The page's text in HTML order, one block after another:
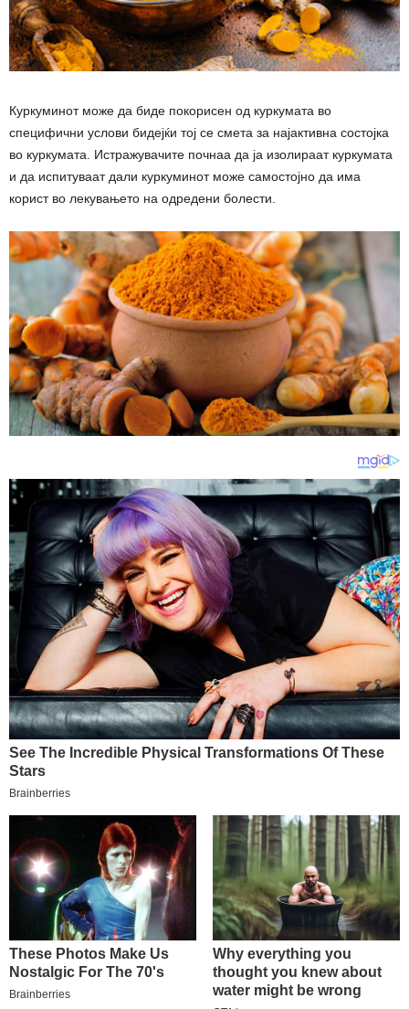
Куркуминот може да биде покорисен од куркумата во
специфични услови бидејќи тој се смета за најактивна состојка
во куркумата. Истражувачите почнаа да ја изолираат куркумата
и да испитуваат дали куркуминот може самостојно да има
корист во лекувањето на одредени болести.